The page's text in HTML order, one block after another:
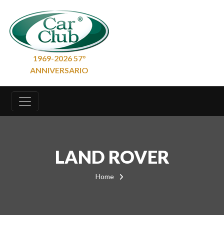
1969-2026 57°
ANNIVERSARIO
LAND ROVER
Home